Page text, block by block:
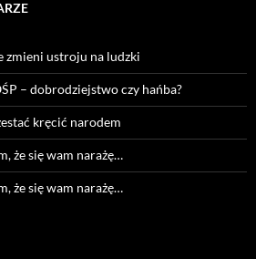
zmieni ustroju na ludzki
– dobrodziejstwo czy hańba?
kręcić narodem
że się wam narażę…
że się wam narażę…